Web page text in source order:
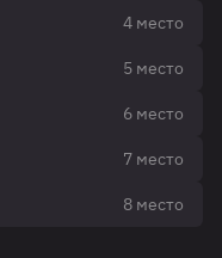
4 место
5 место
6 место
7 место
8 место